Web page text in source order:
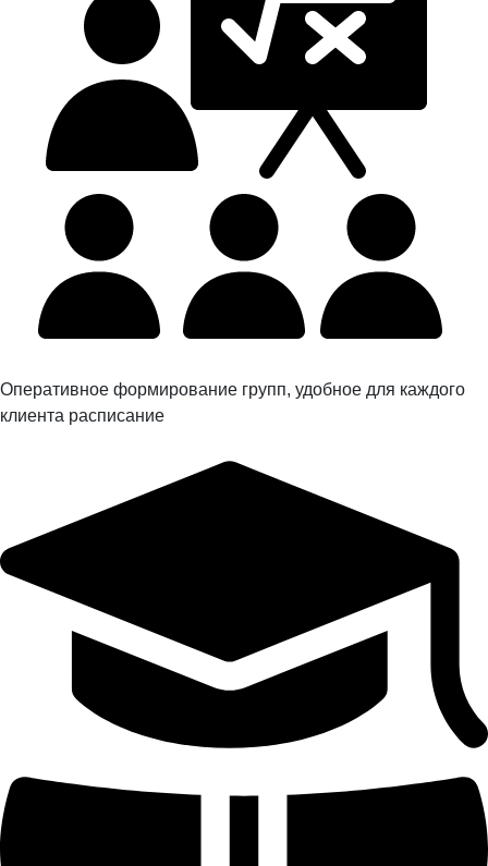
Оперативное формирование групп, удобное для каждого
клиента расписание